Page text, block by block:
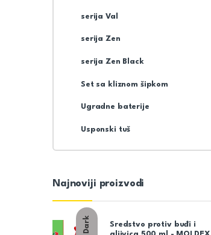
Dark
serija Val
serija Zen
serija Zen Black
Set sa kliznom šipkom
Ugradne baterije
Usponski tuš
Najnoviji proizvodi
Sredstvo protiv buđi i